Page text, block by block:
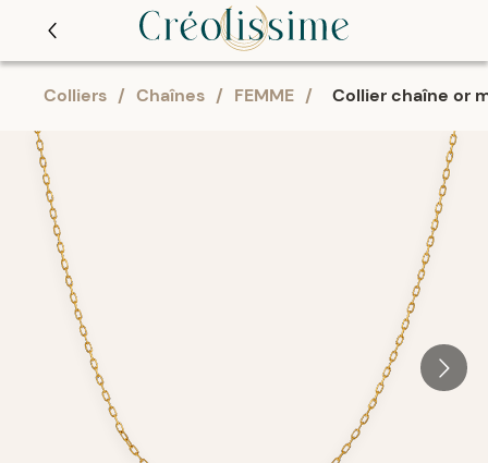
Colliers / Chaînes / FEMME / Collier chaîne or